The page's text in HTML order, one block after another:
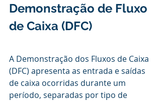
Demonstração de Fluxo
de Caixa (DFC)
A Demonstração dos Fluxos de Caixa
(DFC) apresenta as entrada e saídas
de caixa ocorridas durante um
período, separadas por tipo de